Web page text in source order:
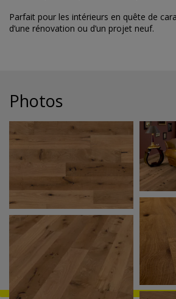
Parfait pour les intérieurs en quête de
d’une rénovation ou d’un projet neuf.
Photos